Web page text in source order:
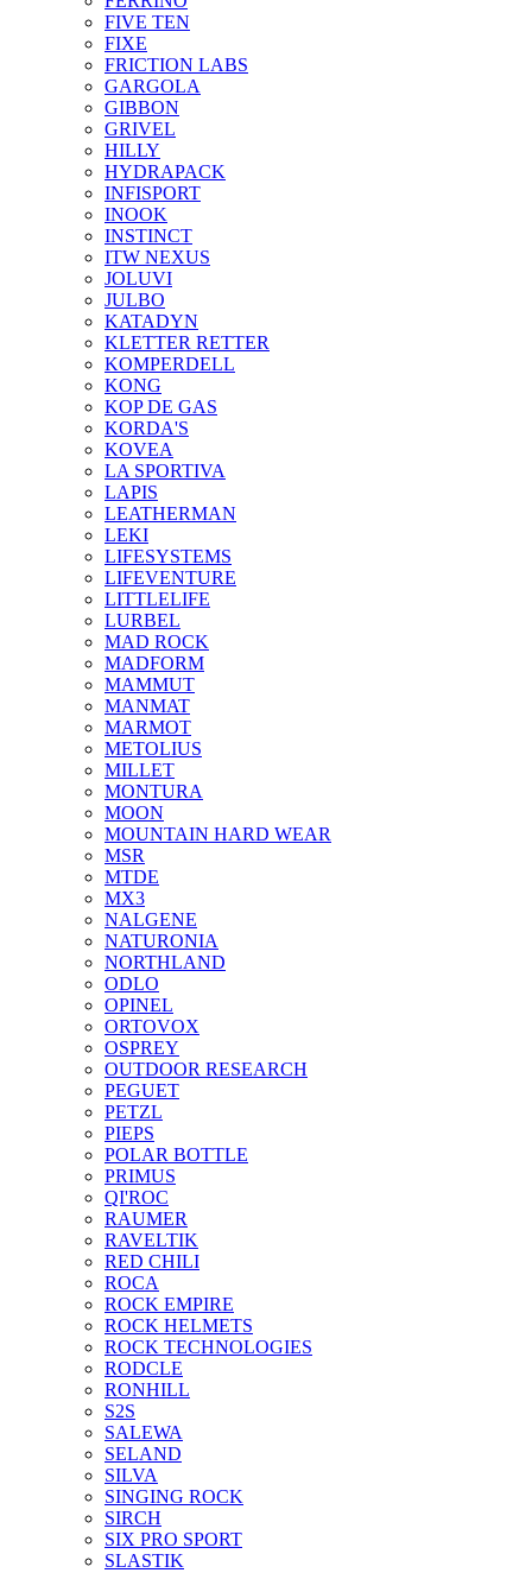
FIVE TEN
FIXE
FRICTION LABS
GARGOLA
GIBBON
GRIVEL
HILLY
HYDRAPACK
INFISPORT
INOOK
INSTINCT
ITW NEXUS
JOLUVI
JULBO
KATADYN
KLETTER RETTER
KOMPERDELL
KONG
KOP DE GAS
KORDA'S
KOVEA
LA SPORTIVA
LAPIS
LEATHERMAN
LEKI
LIFESYSTEMS
LIFEVENTURE
LITTLELIFE
LURBEL
MAD ROCK
MADFORM
MAMMUT
MANMAT
MARMOT
METOLIUS
MILLET
MONTURA
MOON
MOUNTAIN HARD WEAR
MSR
MTDE
MX3
NALGENE
NATURONIA
NORTHLAND
ODLO
OPINEL
ORTOVOX
OSPREY
OUTDOOR RESEARCH
PEGUET
PETZL
PIEPS
POLAR BOTTLE
PRIMUS
QI'ROC
RAUMER
RAVELTIK
RED CHILI
ROCA
ROCK EMPIRE
ROCK HELMETS
ROCK TECHNOLOGIES
RODCLE
RONHILL
S2S
SALEWA
SELAND
SILVA
SINGING ROCK
SIRCH
SIX PRO SPORT
SLASTIK